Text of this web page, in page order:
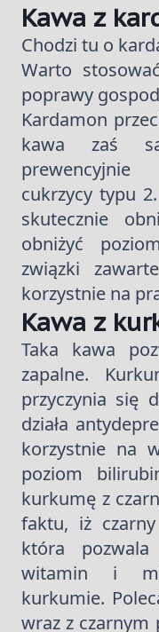
Kawa z
Chodzi tu o
Warto
poprawy
Kardamon
kawa zaś
cukrzycy typu
skutecznie
obniżyć
związki
korzystnie na
Kawa z
Taka kawa
zapalne.
przyczynia się
działa
korzystnie na
poziom
kurkumę z
faktu, iż
która
witamin i
kurkumie.
wraz z czarnym